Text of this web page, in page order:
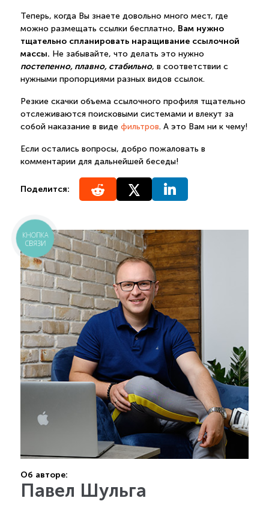
Теперь, когда Вы знаете довольно много мест, где
можно размещать ссылки бесплатно, Вам нужно
тщательно спланировать наращивание ссылочной
массы. Не забывайте, что делать это нужно
постепенно, плавно, стабильно, в соответствии с
нужными пропорциями разных видов ссылок.
Резкие скачки объема ссылочного профиля тщательно
отслеживаются поисковыми системами и влекут за
собой наказание в виде фильтров. А это Вам ни к чему!
Если остались вопросы, добро пожаловать в
комментарии для дальнейшей беседы!
Поделится:
Об авторе:
Павел Шульга
КНОПКА
СВЯЗИ